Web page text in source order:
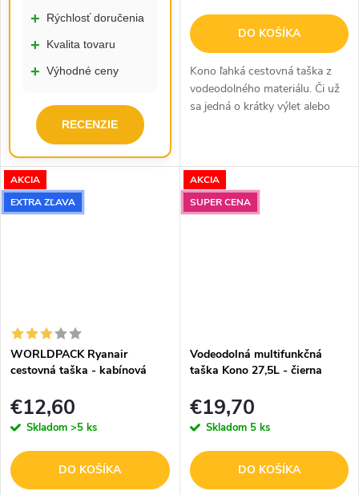
+ Rýchlosť doručenia
+ Kvalita tovaru
+ Výhodné ceny
RECENZIE
DO KOŠÍKA
Kono ľahká cestovná taška z
vodeodolného materiálu. Či už
sa jedná o krátky výlet alebo
AKCIA
EXTRA ZĽAVA
WORLDPACK Ryanair
cestovná taška - kabínová
€12,60
Skladom >5 ks
DO KOŠÍKA
AKCIA
SUPER CENA
Vodeodolná multifunkčná
taška Kono 27,5L - čierna
€19,70
Skladom 5 ks
DO KOŠÍKA